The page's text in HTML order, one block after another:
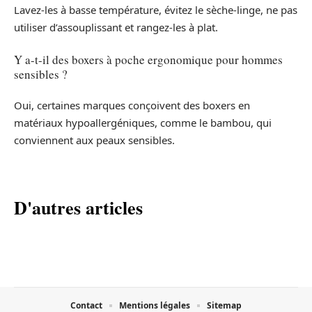
Lavez-les à basse température, évitez le sèche-linge, ne pas
utiliser d’assouplissant et rangez-les à plat.
Y a-t-il des boxers à poche ergonomique pour hommes
sensibles ?
Oui, certaines marques conçoivent des boxers en
matériaux hypoallergéniques, comme le bambou, qui
conviennent aux peaux sensibles.
D'autres articles
Contact Mentions légales Sitemap